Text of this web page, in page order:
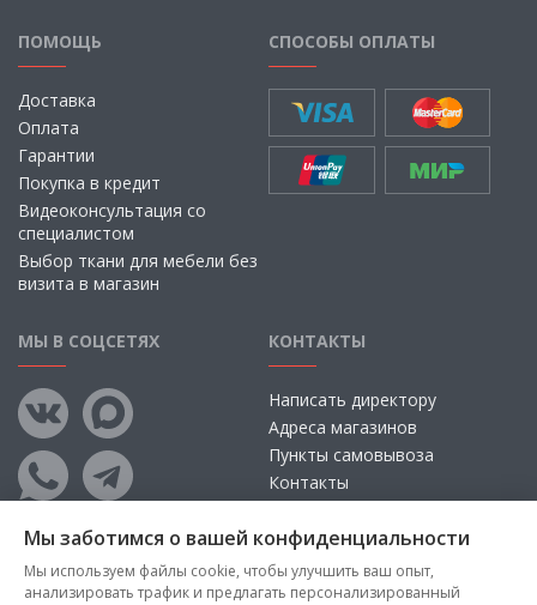
ПОМОЩЬ
Доставка
Оплата
Гарантии
Покупка в кредит
Видеоконсультация со
специалистом
Выбор ткани для мебели без
визита в магазин
СПОСОБЫ ОПЛАТЫ
МЫ В СОЦСЕТЯХ КОНТАКТЫ
Написать директору
Адреса магазинов
Пункты самовывоза
Контакты
Мы заботимся о вашей конфиденциальности
Мы используем файлы cookie, чтобы улучшить ваш опыт,
анализировать трафик и предлагать персонализированный